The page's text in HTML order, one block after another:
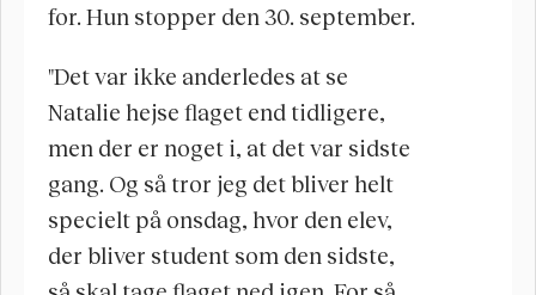
for. Hun stopper den 30. september.
"Det var ikke anderledes at se
Natalie hejse flaget end tidligere,
men der er noget i, at det var sidste
gang. Og så tror jeg det bliver helt
specielt på onsdag, hvor den elev,
der bliver student som den sidste,